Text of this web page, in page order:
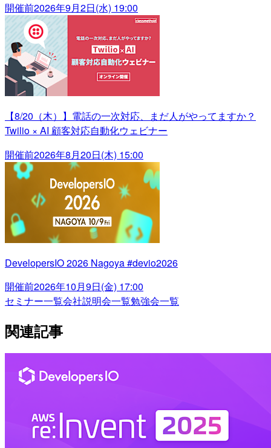
開催前2026年9月2日(水) 19:00
【8/20（木）】電話の一次対応、まだ人がやってますか？
Twilio × AI 顧客対応自動化ウェビナー
開催前2026年8月20日(木) 15:00
DevelopersIO 2026 Nagoya #devio2026
開催前2026年10月9日(金) 17:00
セミナー一覧会社説明会一覧勉強会一覧
関連記事